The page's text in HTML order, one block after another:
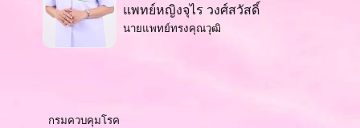
แพทย์หญิงจุไร วงศ์สวัสดิ์
นายแพทย์ทรงคุณวุฒิ
กรมควบคุมโรค